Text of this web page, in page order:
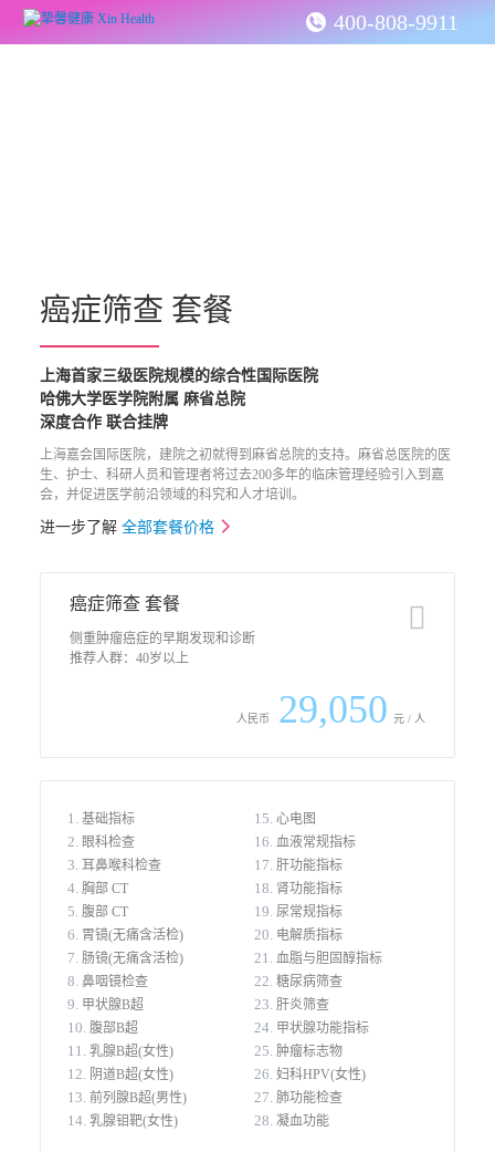
400-808-9911
癌症筛查 套餐
上海首家三级医院规模的综合性国际医院
哈佛大学医学院附属 麻省总院
深度合作 联合挂牌
上海嘉会国际医院，建院之初就得到麻省总院的支持。麻省总医院的医
生、护士、科研人员和管理者将过去200多年的临床管理经验引入到嘉
会，并促进医学前沿领域的科究和人才培训。
进一步了解 全部套餐价格
癌症筛查 套餐
侧重肿瘤癌症的早期发现和诊断
推荐人群：40岁以上
人民币 29,050 元 / 人
􀉹
1. 基础指标
2. 眼科检查
3. 耳鼻喉科检查
4. 胸部 CT
5. 腹部 CT
6. 胃镜(无痛含活检)
7. 肠镜(无痛含活检)
8. 鼻咽镜检查
9. 甲状腺B超
10. 腹部B超
11. 乳腺B超(女性)
12. 阴道B超(女性)
13. 前列腺B超(男性)
14. 乳腺钼靶(女性)
15. 心电图
16. 血液常规指标
17. 肝功能指标
18. 肾功能指标
19. 尿常规指标
20. 电解质指标
21. 血脂与胆固醇指标
22. 糖尿病筛查
23. 肝炎筛查
24. 甲状腺功能指标
25. 肿瘤标志物
26. 妇科HPV(女性)
27. 肺功能检查
28. 凝血功能